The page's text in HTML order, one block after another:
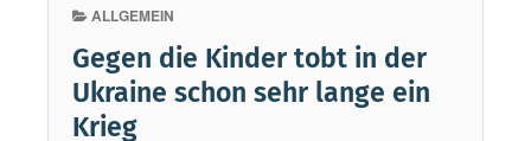
n
ALLGEMEIN
Gegen die Kinder tobt in der
Ukraine schon sehr lange ein
Krieg